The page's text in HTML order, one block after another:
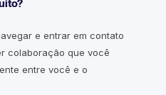
e entrar em contato
colaboração que você
entre você e o